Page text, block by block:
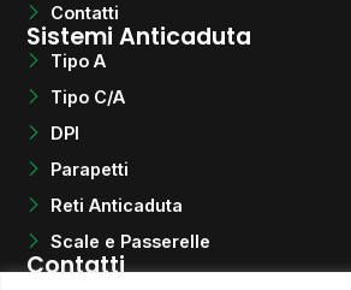
Contatti
Sistemi Anticaduta
Tipo A
Tipo C/A
DPI
Parapetti
Reti Anticaduta
Scale e Passerelle
Contatti